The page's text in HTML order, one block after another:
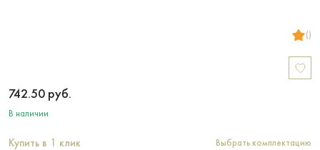
()
742.50 руб.
В наличии
Купить в 1 клик Выбрать комплектацию